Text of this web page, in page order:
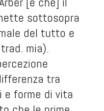
sottosopra
del tutto e
mia).
tra
e forme di vita